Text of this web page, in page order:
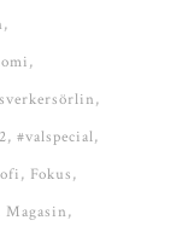
#valspecial
Fokus